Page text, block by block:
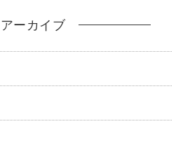
アーカイブ